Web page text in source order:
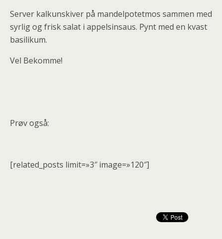
Server kalkunskiver på mandelpotetmos sammen med
syrlig og frisk salat i appelsinsaus. Pynt med en kvast
basilikum.
Vel Bekomme!
Prøv også:
[related_posts limit=»3″ image=»120″]